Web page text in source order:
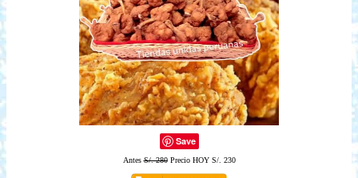
Save
AntesS/. 280Precio HOY S/. 230